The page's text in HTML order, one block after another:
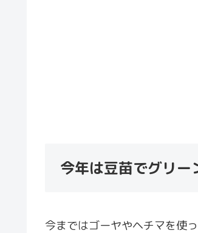
今年は豆苗でグリー
今まではゴーヤやヘチマを使